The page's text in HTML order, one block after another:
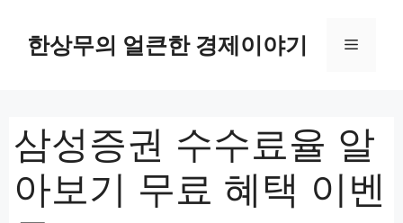
한상무의 얼큰한 경제이야기 메
삼성증권 수수료율 알
아보기 무료 혜택 이벤